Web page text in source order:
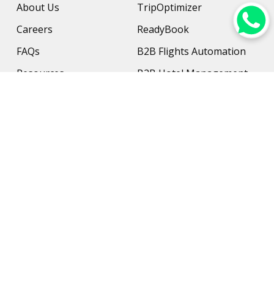
About Us
Careers
FAQs
Resources
TripOptimizer
ReadyBook
B2B Flights Automation
B2B Hotel Management